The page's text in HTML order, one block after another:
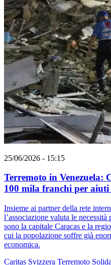
25/06/2026 - 15:15
Terremoto in Venezuela:
100 mila franchi per aiuti
Insieme ai partner della rete
l’associazione valuta le
sono la capitale Caracas e la
cui la popolazione soffre già
economica.
Caritas Svizzera Terremoto